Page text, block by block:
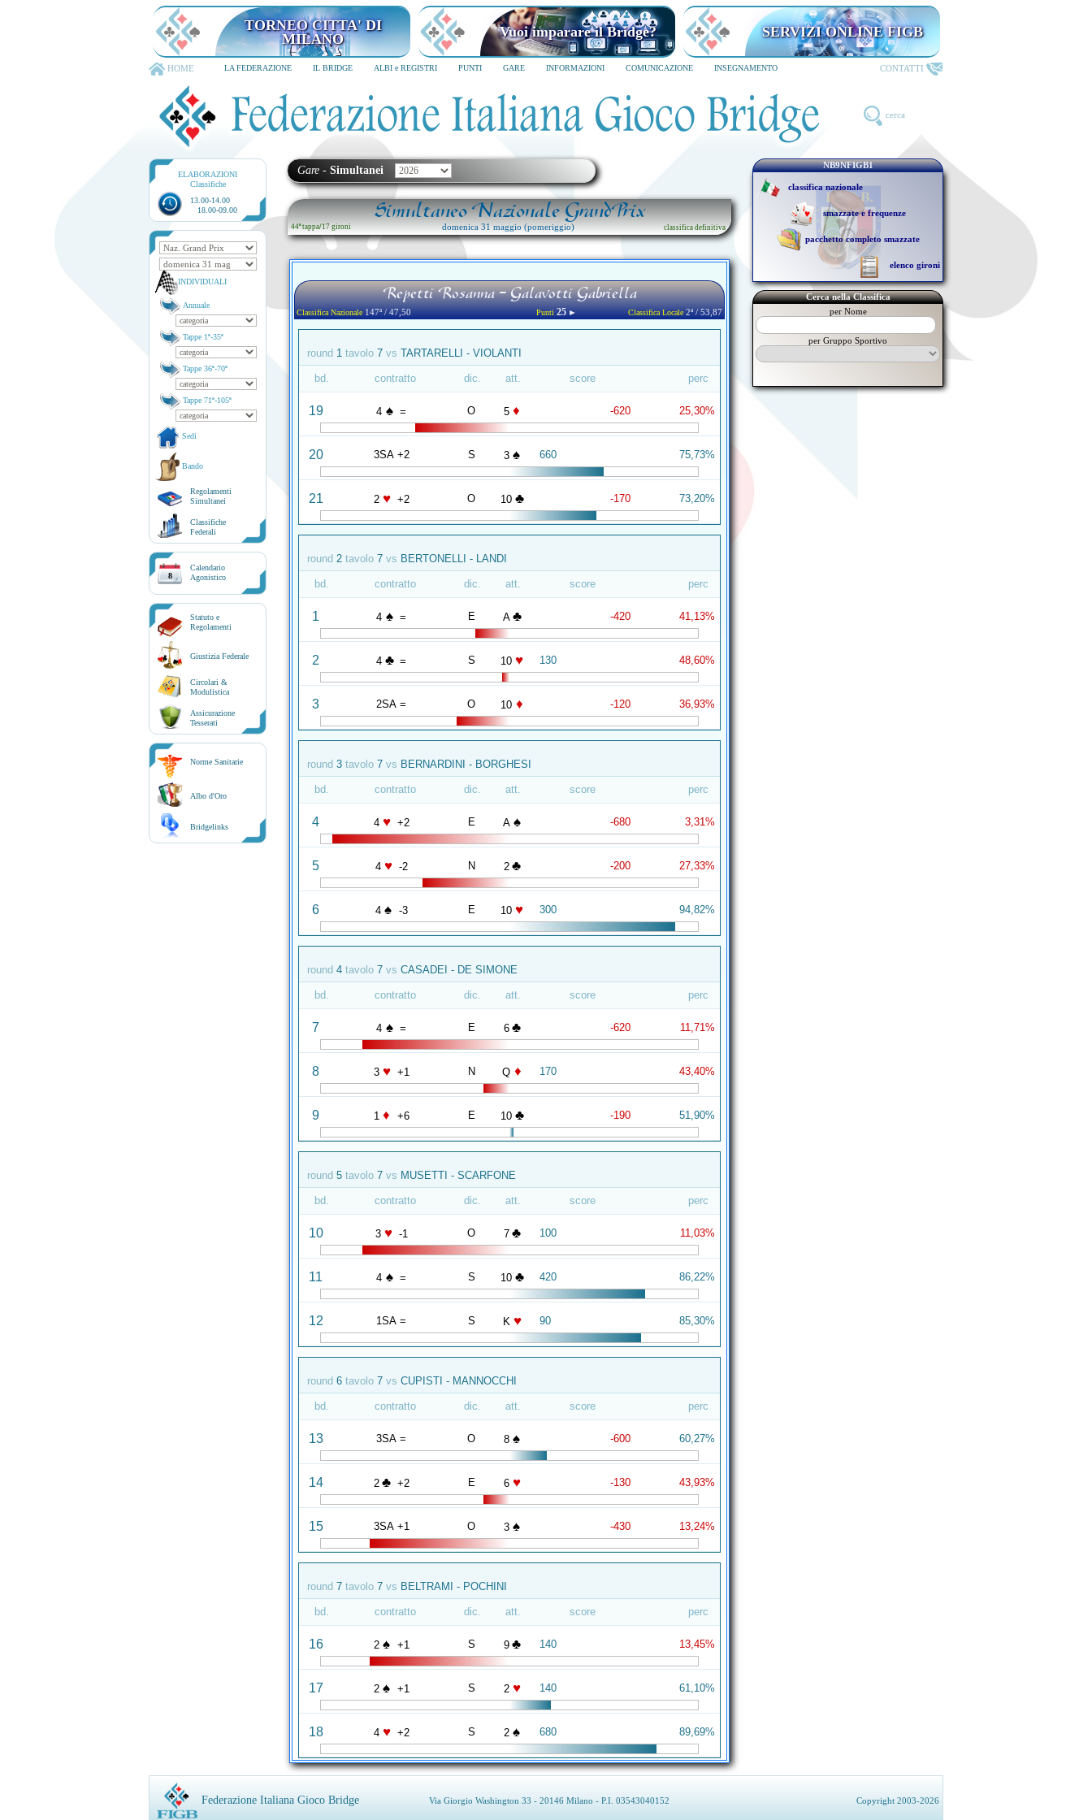
TORNEO CITTA' DI MILANO
6-8 dicembre 2026
Vuoi imparare il Bridge?
SCRIVICI SUBITO
SERVIZI ONLINE FIGB
riservati ai TESSERATI
HOME LA FEDERAZIONE IL BRIDGE ALBI e REGISTRI PUNTI GARE INFORMAZIONI COMUNICAZIONE INSEGNAMENTO CONTATTI
cerca
ELABORAZIONI
Classifiche
13.00-14.00
18.00-09.00
INDIVIDUALI
Annuale
Tappe 1ª-35ª
Tappe 36ª-70ª
Tappe 71ª-105ª
Sedi
Bando
Regolamenti
Simultanei
Classifiche
Federali
8
Calendario
Agonistico
Statuto e
Regolamenti
Giustizia Federale
Circolari &
Modulistica
Assicurazione
Tesserati
Norme Sanitarie
Albo d'Oro
Bridgelinks
Gare - Simultanei
Simultaneo Nazionale GrandPrix
44ª tappa/17 gironi domenica 31 maggio (pomeriggio) classifica definitiva
Repetti Rosanna - Galavotti Gabriella
Classifica Nazionale147ª / 47,50 Punti 25► Classifica Locale2ª / 53,87
round 1 tavolo 7 vs TARTARELLI - VIOLANTI
bd. contratto dic. att. score perc
19 4 ♠ = O 5 ♦ -620 25,30%
20 3SA +2 S 3 ♠ 660 75,73%
21 2 ♥ +2 O 10 ♣ -170 73,20%
round 2 tavolo 7 vs BERTONELLI - LANDI
bd. contratto dic. att. score perc
1 4 ♠ = E A ♣ -420 41,13%
2 4 ♣ = S 10 ♥ 130 48,60%
3 2SA = O 10 ♦ -120 36,93%
round 3 tavolo 7 vs BERNARDINI - BORGHESI
bd. contratto dic. att. score perc
4 4 ♥ +2 E A ♠ -680 3,31%
5 4 ♥ -2 N 2 ♣ -200 27,33%
6 4 ♠ -3 E 10 ♥ 300 94,82%
round 4 tavolo 7 vs CASADEI - DE SIMONE
bd. contratto dic. att. score perc
7 4 ♠ = E 6 ♣ -620 11,71%
8 3 ♥ +1 N Q ♦ 170 43,40%
9 1 ♦ +6 E 10 ♣ -190 51,90%
round 5 tavolo 7 vs MUSETTI - SCARFONE
bd. contratto dic. att. score perc
10 3 ♥ -1 O 7 ♣ 100 11,03%
11 4 ♠ = S 10 ♣ 420 86,22%
12 1SA = S K ♥ 90 85,30%
round 6 tavolo 7 vs CUPISTI - MANNOCCHI
bd. contratto dic. att. score perc
13 3SA = O 8 ♠ -600 60,27%
14 2 ♣ +2 E 6 ♥ -130 43,93%
15 3SA +1 O 3 ♠ -430 13,24%
round 7 tavolo 7 vs BELTRAMI - POCHINI
bd. contratto dic. att. score perc
16 2 ♠ +1 S 9 ♣ 140 13,45%
17 2 ♠ +1 S 2 ♥ 140 61,10%
18 4 ♥ +2 S 2 ♠ 680 89,69%
NB9NFIGB1
classifica nazionale
smazzate e frequenze
pacchetto completo smazzate
elenco gironi
Cerca nella Classifica
per Nome
per Gruppo Sportivo
Federazione Italiana Gioco Bridge Via Giorgio Washington 33 - 20146 Milano - P.I. 03543040152 Copyright 2003-2026